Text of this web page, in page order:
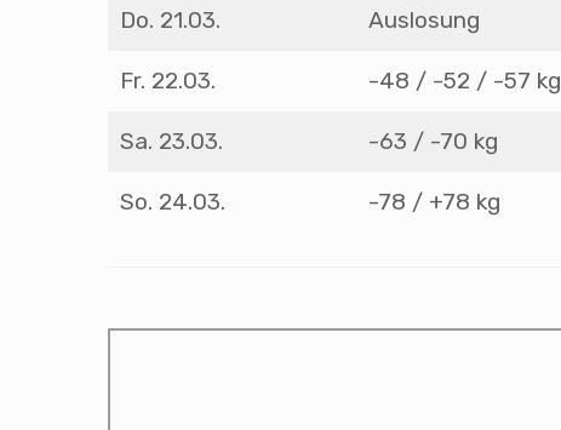
Do. 21.03. Auslosung
Fr. 22.03. -48 / -52 / -57 kg
Sa. 23.03. -63 / -70 kg
So. 24.03. -78 / +78 kg